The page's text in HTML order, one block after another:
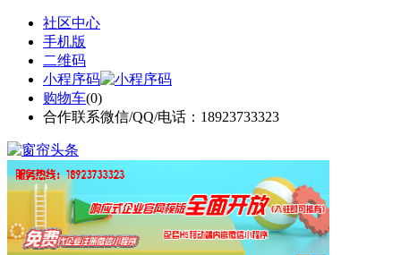
社区中心
手机版
二维码
小程序码
购物车(0)
合作联系微信/QQ/电话：18923733323